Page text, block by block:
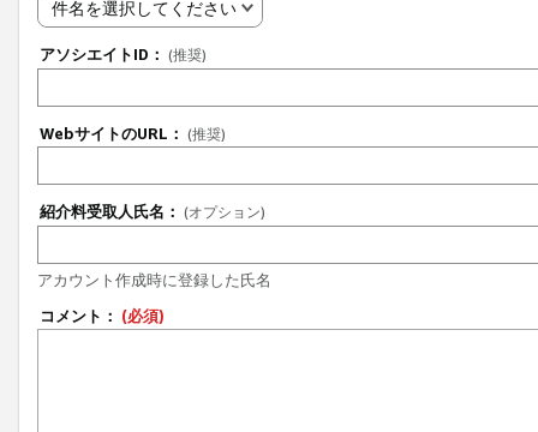
件名を選択してください
アソシエイトID： (推奨)
WebサイトのURL： (推奨)
紹介料受取人氏名： (オプション)
アカウント作成時に登録した氏名
コメント： (必須)